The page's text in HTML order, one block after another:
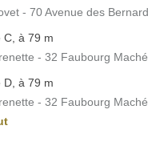
- 70 Avenue des
C, à 79 m
- 32 Faubourg Maché
D, à 79 m
- 32 Faubourg Maché